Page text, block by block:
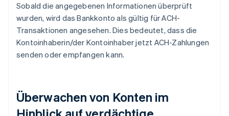
Sobald die angegebenen Informationen überprüft
wurden, wird das Bankkonto als gültig für ACH-
Transaktionen angesehen. Dies bedeutet, dass die
Kontoinhaberin/der Kontoinhaber jetzt ACH-Zahlungen
senden oder empfangen kann.
Überwachen von Konten im